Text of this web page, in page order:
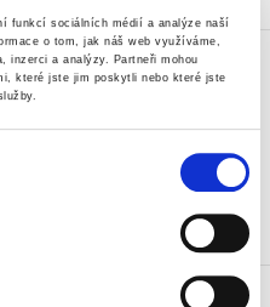
funkcí sociálních médií a analýze naší
o tom, jak náš web využíváme,
inzerci a analýzy. Partneři mohou
které jste jim poskytli nebo které jste
Crystal, 18x11 cm,